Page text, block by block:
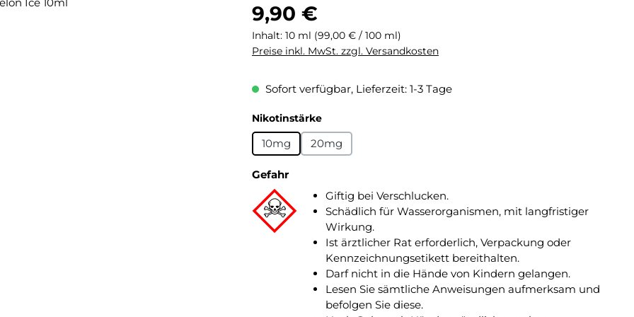
Regulärer Preis:
9,90 €
Inhalt: 10 ml (99,00 € / 100 ml)
Preise inkl. MwSt. zzgl. Versandkosten
Sofort verfügbar, Lieferzeit: 1-3 Tage
Nikotinstärkeauswählen
10mg 20mg
Gefahr
Giftig bei Verschlucken.
Schädlich für Wasserorganismen, mit langfristiger
Wirkung.
Ist ärztlicher Rat erforderlich, Verpackung oder
Kennzeichnungsetikett bereithalten.
Darf nicht in die Hände von Kindern gelangen.
Lesen Sie sämtliche Anwei­sungen aufmerksam und
befolgen Sie diese.